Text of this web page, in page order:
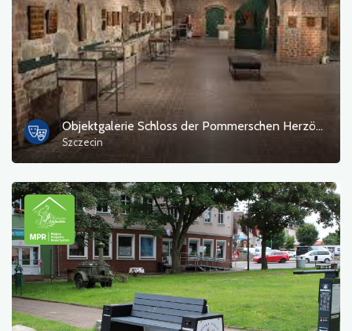
Objektgalerie Schloss der Pommerschen Herzöge in Stettin
Szczecin